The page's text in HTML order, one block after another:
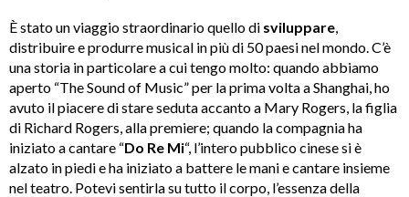
È stato un viaggio straordinario quello di sviluppare
distribuire e produrre musical in più di 50 paesi nel mondo. C’è
una storia in particolare a cui tengo molto: quando abbiamo
aperto “The Sound of Music” per la prima volta a Shanghai, ho
avuto il piacere di stare seduta accanto a Mary Rogers, la figlia
di Richard Rogers, alla premiere; quando la compagnia ha
iniziato a cantare “Do Re Mi“, l’intero pubblico cinese si è
alzato in piedi e ha iniziato a battere le mani e cantare insieme
nel teatro. Potevi sentirla su tutto il corpo, l’essenza della